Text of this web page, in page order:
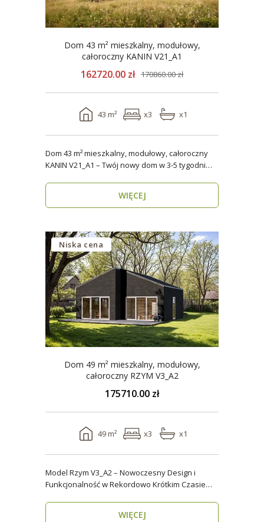
Dom 43 m² mieszkalny, modułowy,
całoroczny KANIN V21_A1
162720.00 zł 170860.00 zł
43 m² x3 x1
Dom 43 m² mieszkalny, modułowy, całoroczny
KANIN V21_A1 – Twój nowy dom w 3-5 tygodni
WIĘCEJ
Niska cena
Dom 49 m² mieszkalny, modułowy,
całoroczny RZYM V3_A2
175710.00 zł
49 m² x3 x1
Model Rzym V3_A2 – Nowoczesny Design i
Funkcjonalność w Rekordowo Krótkim Czasie
WIĘCEJ